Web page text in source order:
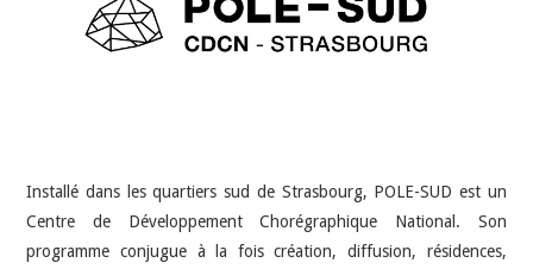
DOKO
Installé dans les quartiers sud de Strasbourg, POLE-SUD est un
Centre de Développement Chorégraphique National. Son
programme conjugue à la fois création, diffusion, résidences,